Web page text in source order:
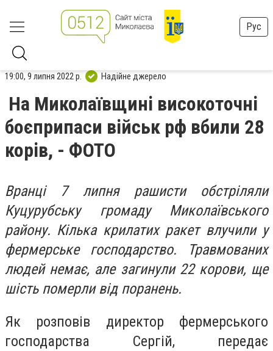
Рус
19:00, 9 липня 2022 р. Надійне джерело
На Миколаївщині високоточні
боєприпаси військ рф вбили 28
корів, - ФОТО
Вранці 7 липня рашисти обстріляли
Куцурубську громаду Миколаївського
району. Кілька крилатих ракет влучили у
фермерське господарство. Травмованих
людей немає, але загинули 22 корови, ще
шість померли від поранень.
Як розповів директор фермерського
господарства Сергій, передає